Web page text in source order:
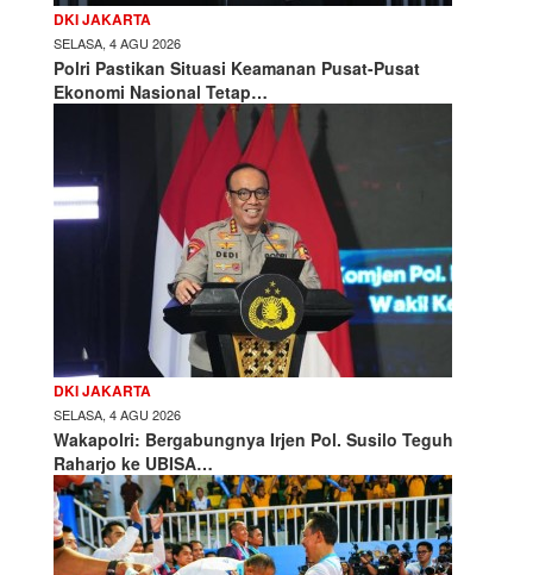
DKI JAKARTA
SELASA, 4 AGU 2026
Polri Pastikan Situasi Keamanan Pusat-Pusat
Ekonomi Nasional Tetap…
DKI JAKARTA
SELASA, 4 AGU 2026
Wakapolri: Bergabungnya Irjen Pol. Susilo Teguh
Raharjo ke UBISA…